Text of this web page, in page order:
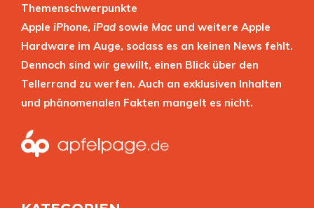
Themenschwerpunkte
Apple iPhone, iPad sowie Mac und weitere Apple
Hardware im Auge, sodass es an keinen News fehlt.
Dennoch sind wir gewillt, einen Blick über den
Tellerrand zu werfen. Auch an exklusiven Inhalten
und phänomenalen Fakten mangelt es nicht.